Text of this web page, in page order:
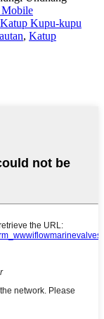
Katup Kupu-kupu
, Katup